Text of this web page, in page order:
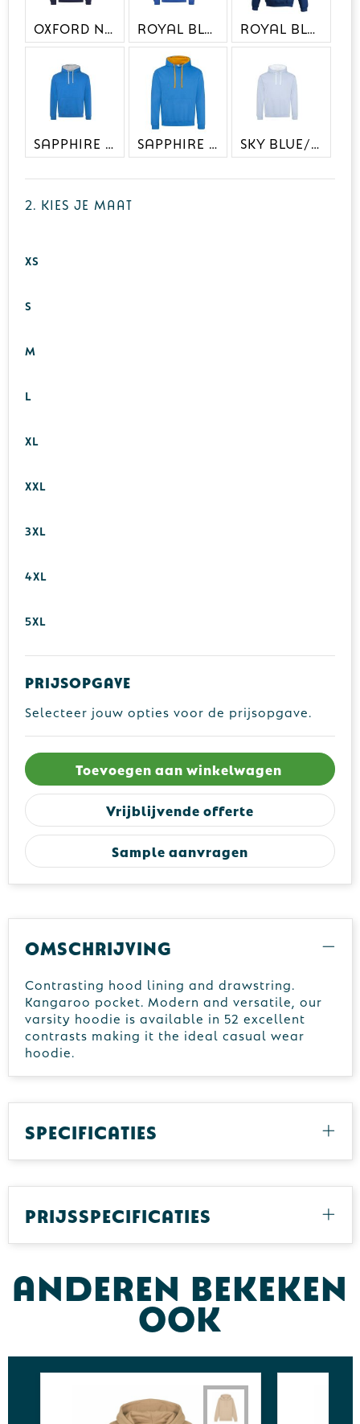
OXFORD NAVY/SUN YELLOW ROYAL BLUE/ARCTIC WHITE ROYAL BLUE/SUN YELLOW
2. Kies je maat
XS
S
M
L
XL
XXL
3XL
4XL
5XL
Prijsopgave
Selecteer jouw opties voor de prijsopgave.
Toevoegen aan winkelwagen
Vrijblijvende offerte
Sample aanvragen
Omschrijving
Contrasting hood lining and drawstring.
Kangaroo pocket. Modern and versatile, our
varsity hoodie is available in 52 excellent
contrasts making it the ideal casual wear
hoodie.
Specificaties
Prijsspecificaties
Anderen bekeken
ook